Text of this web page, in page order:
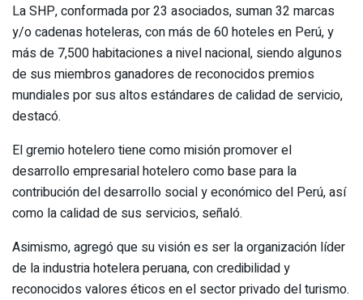
La SHP, conformada por 23 asociados, suman 32 marcas
y/o cadenas hoteleras, con más de 60 hoteles en Perú, y
más de 7,500 habitaciones a nivel nacional, siendo algunos
de sus miembros ganadores de reconocidos premios
mundiales por sus altos estándares de calidad de servicio,
destacó.
El gremio hotelero tiene como misión promover el
desarrollo empresarial hotelero como base para la
contribución del desarrollo social y económico del Perú, así
como la calidad de sus servicios, señaló.
Asimismo, agregó que su visión es ser la organización líder
de la industria hotelera peruana, con credibilidad y
reconocidos valores éticos en el sector privado del turismo.